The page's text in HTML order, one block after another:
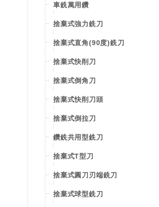
車銑萬用鑽
捨棄式強力銑刀
捨棄式直角(90度)銑刀
捨棄式快削刀
捨棄式倒角刀
捨棄式快削刀頭
捨棄式倒拉刀
鑽銑共用型銑刀
捨棄式T型刀
捨棄式圓刀刃端銑刀
捨棄式球型銑刀